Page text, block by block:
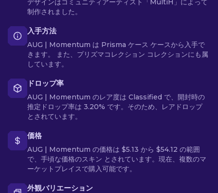
デザインはコミュニティアーティスト「MultiH」によって
制作されました。
入手方法
AUG | Momentum は Prisma ケース ケースから入手で
きます。 また、プリズマコレクション コレクションにも属
しています。
ドロップ率
AUG | Momentum のレア度は Classified で、開封時の
推定ドロップ率は 3.20% です。そのため、レアドロップ
とされています。
価格
AUG | Momentum の価格は $5.13 から $54.12 の範囲
で、手頃な価格のスキン とされています。現在、複数のマ
ーケットプレイスで購入可能です。
外観バリエーション